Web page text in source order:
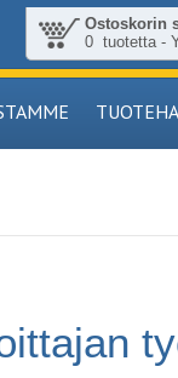
Ostoskorin
0 tuotetta -